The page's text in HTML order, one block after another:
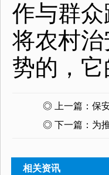
作与群
将农村
势的，
◎ 上一篇： 保
◎ 下一篇： 为
相关资讯